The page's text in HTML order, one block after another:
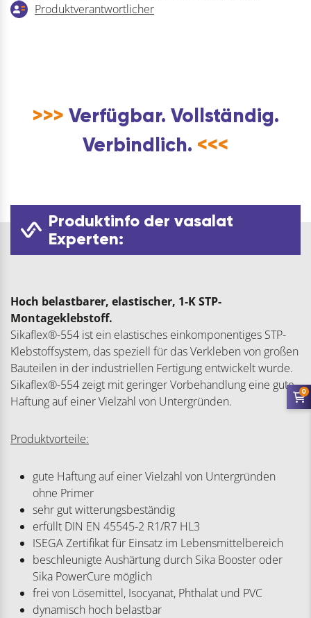
Produktverantwortlicher
>>> Verfügbar. Vollständig.
Verbindlich. <<<
Produktinfo der vasalat
Experten:
Hoch belastbarer, elastischer, 1-K STP-
Montageklebstoff.
Sikaflex®-554 ist ein elastisches einkomponentiges STP-
Klebstoffsystem, das speziell für das Verkleben von großen
Bauteilen in der industriellen Fertigung entwickelt wurde.
Sikaflex®-554 zeigt mit geringer Vorbehandlung eine gute
Haftung auf einer Vielzahl von Untergründen.
Produktvorteile:
gute Haftung auf einer Vielzahl von Untergründen
ohne Primer
sehr gut witterungsbeständig
erfüllt DIN EN 45545-2 R1/R7 HL3
ISEGA Zertifikat für Einsatz im Lebensmittelbereich
beschleunigte Aushärtung durch Sika Booster oder
Sika PowerCure möglich
frei von Lösemittel, Isocyanat, Phthalat und PVC
dynamisch hoch belastbar
0